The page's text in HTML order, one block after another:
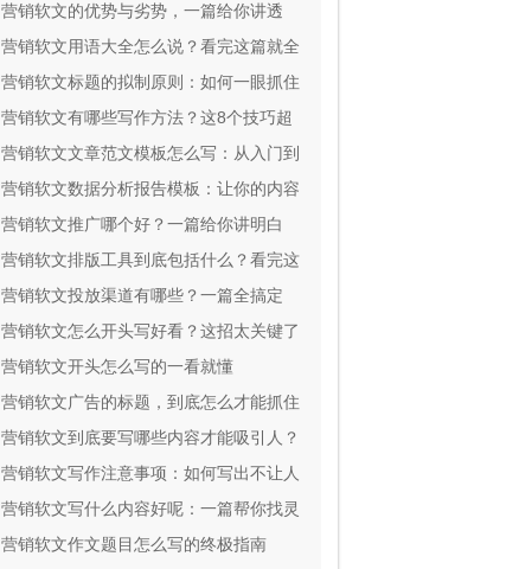
通
营销软文的优势与劣势，一篇给你讲透
营销软文用语大全怎么说？看完这篇就全
懂了
营销软文标题的拟制原则：如何一眼抓住
人心
营销软文有哪些写作方法？这8个技巧超
实用
营销软文文章范文模板怎么写：从入门到
精通
营销软文数据分析报告模板：让你的内容
效果一目了然
营销软文推广哪个好？一篇给你讲明白
营销软文排版工具到底包括什么？看完这
篇就全懂了
营销软文投放渠道有哪些？一篇全搞定
营销软文怎么开头写好看？这招太关键了
营销软文开头怎么写的一看就懂
营销软文广告的标题，到底怎么才能抓住
人心？
营销软文到底要写哪些内容才能吸引人？
营销软文写作注意事项：如何写出不让人
反感还能掏钱的文案？
营销软文写什么内容好呢：一篇帮你找灵
感的指南
营销软文作文题目怎么写的终极指南